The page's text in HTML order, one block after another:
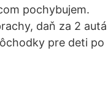
pochybujem.
daň za 2 autá
pre deti po